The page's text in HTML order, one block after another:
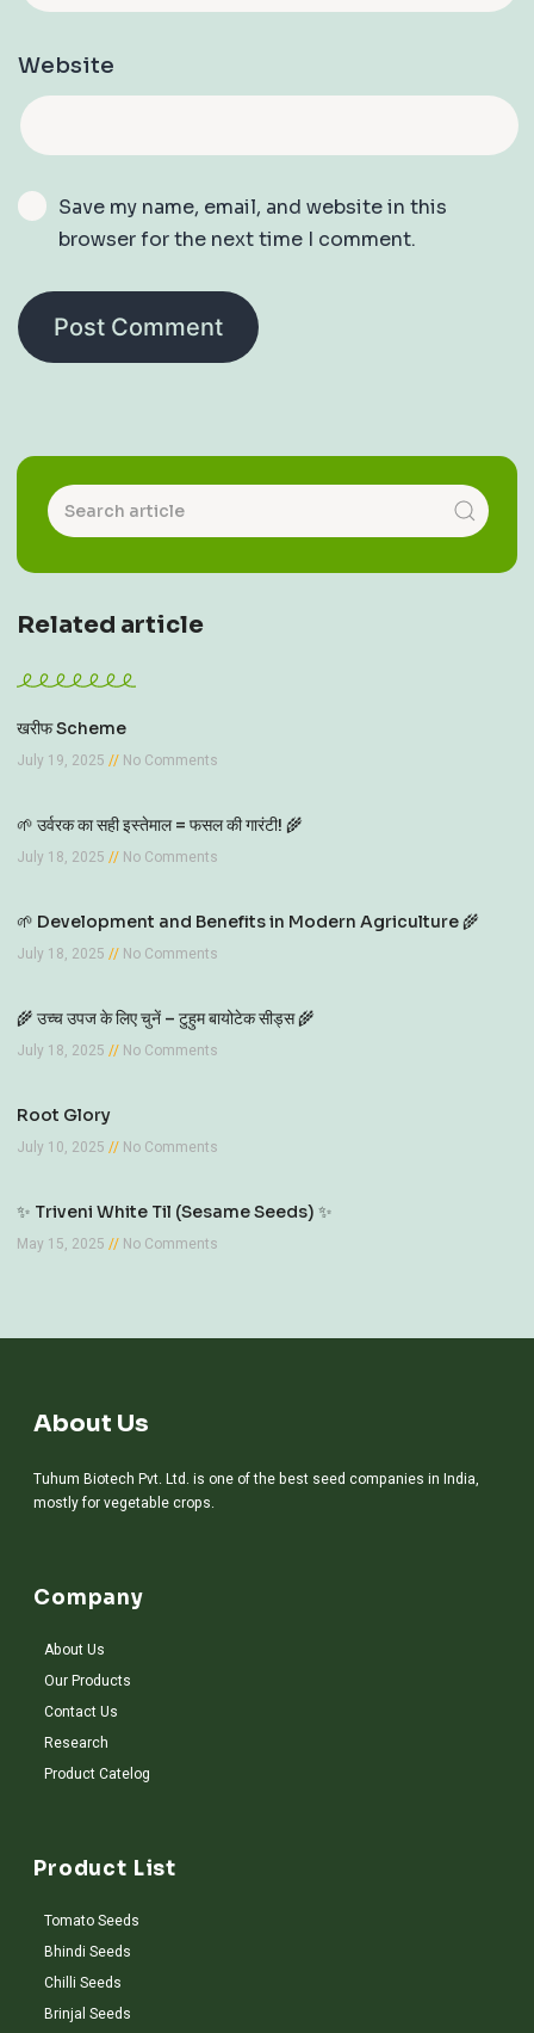
Website
Save my name, email, and website in this
browser for the next time I comment.
Related article
खरीफ Scheme
July 19, 2025
No Comments
🌱 उर्वरक का सही इस्तेमाल = फसल की गारंटी! 🌾
July 18, 2025
No Comments
🌱 Development and Benefits in Modern Agriculture 🌾
July 18, 2025
No Comments
🌾 उच्च उपज के लिए चुनें – टुहुम बायोटेक सीड्स 🌾
July 18, 2025
No Comments
Root Glory
July 10, 2025
No Comments
✨ Triveni White Til (Sesame Seeds) ✨
May 15, 2025
No Comments
About Us
Tuhum Biotech Pvt. Ltd. is one of the best seed companies in India,
mostly for vegetable crops.
Company
About Us
Our Products
Contact Us
Research
Product Catelog
Product List
Tomato Seeds
Bhindi Seeds
Chilli Seeds
Brinjal Seeds